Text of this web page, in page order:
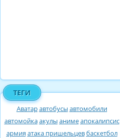
ТЕГИ
Аватаравтобусы автомобили
автомойкаакулы анимеапокалипсис
армия атака пришельцевбаскетбол